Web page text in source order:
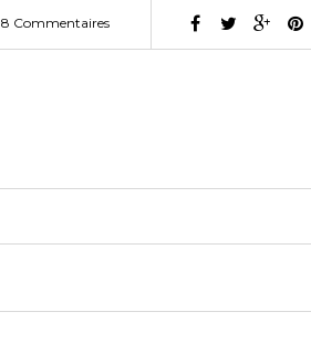
8 Commentaires